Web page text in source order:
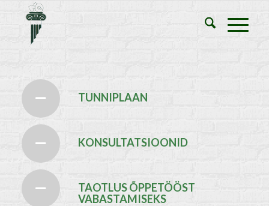
TUNNIPLAAN
KONSULTATSIOONID
TAOTLUS ÕPPETÖÖST
VABASTAMISEKS